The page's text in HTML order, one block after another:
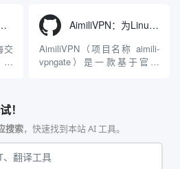
动Seed 3D两大行业领先的AI
模型架构，致力于帮助用户无
需掌握复杂的3D拓扑知识或昂
贵的专业软件，即可在...
和绘制科研图表的智能体插件
交
。
AimiliVPN：为Linux提供纯净出站家庭IP的VPN代理网关
AimiliVPN（项目名称 aimili-
vpngate）是一款基于官方
纯 Python 标准库编写，用户
无需安装...
！
搜索，快速找到本站 AI 工具。